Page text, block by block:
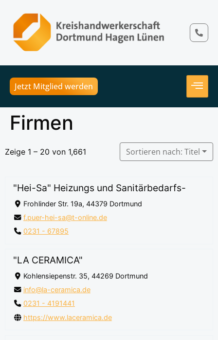
Jetzt Mitglied werden
Firmen
Zeige 1 – 20 von 1,661 Sortieren nach: Titel
"Hei-Sa" Heizungs und Sanitärbedarfs-
Frohlinder Str. 19a, 44379 Dortmund
f.puer-hei-sa@t-online.de
0231 - 67895
"LA CERAMICA"
Kohlensiepenstr. 35, 44269 Dortmund
info@la-ceramica.de
0231 - 4191441
https://www.laceramica.de